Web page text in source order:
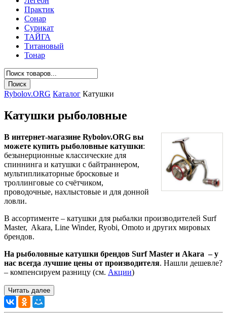
Практик
Сонар
Сурикат
ТАЙГА
Титановый
Тонар
Rybolov.ORG Каталог Катушки
Катушки рыболовные
В интернет-магазине Rybolov.ORG вы
можете купить рыболовные катушки:
безынерционные классические для
спиннинга и катушки с байтраннером,
мультипликаторные бросковые и
троллинговые со счётчиком,
проводочные, нахлыстовые и для донной
ловли.
В ассортименте – катушки для рыбалки производителей Surf
Master, Akara, Line Winder, Ryobi, Omoto и других мировых
брендов.
На рыболовные катушки брендов Surf Master и Akara – у
нас всегда лучшие цены от производителя. Нашли дешевле?
– компенсируем разницу (см. Акции)
Читать далее